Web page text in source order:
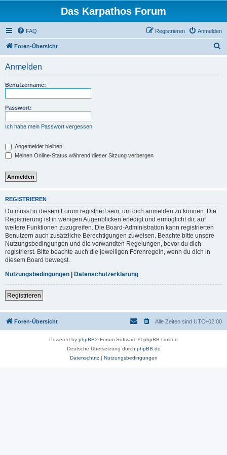
Das Karpathos Forum
FAQ Anmelden
Registrieren
Foren-Übersicht
Anmelden
Benutzername:
Passwort:
Ich habe mein Passwort vergessen
Angemeldet bleiben
Meinen Online-Status während dieser Sitzung verbergen
REGISTRIEREN
Du musst in diesem Forum registriert sein, um dich anmelden zu können. Die
Registrierung ist in wenigen Augenblicken erledigt und ermöglicht dir, auf
weitere Funktionen zuzugreifen. Die Board-Administration kann registrierten
Benutzern auch zusätzliche Berechtigungen zuweisen. Beachte bitte unsere
Nutzungsbedingungen und die verwandten Regelungen, bevor du dich
registrierst. Bitte beachte auch die jeweiligen Forenregeln, wenn du dich in
diesem Board bewegst.
Nutzungsbedingungen | Datenschutzerklärung
Registrieren
Foren-Übersicht Alle Zeiten sind UTC+02:00
Powered by phpBB® Forum Software © phpBB Limited
Deutsche Übersetzung durch phpBB.de
Datenschutz| Nutzungsbedingungen